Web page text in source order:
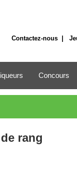
Contactez-nous|
Concours
rang